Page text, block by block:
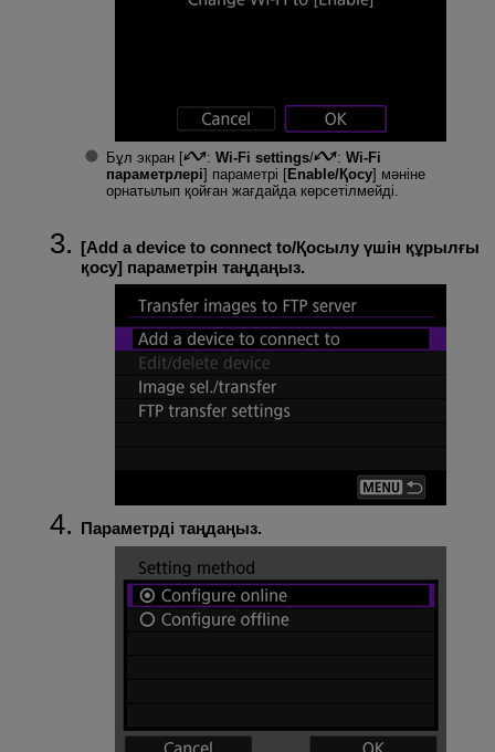
Бұл экран [ : Wi-Fi settings/ : Wi-Fi
параметрлері] параметрі [Enable/Қосу] мәніне
орнатылып қойған жағдайда көрсетілмейді.
[Add a device to connect to/Қосылу үшін құрылғы
қосу] параметрін таңдаңыз.
Параметрді таңдаңыз.